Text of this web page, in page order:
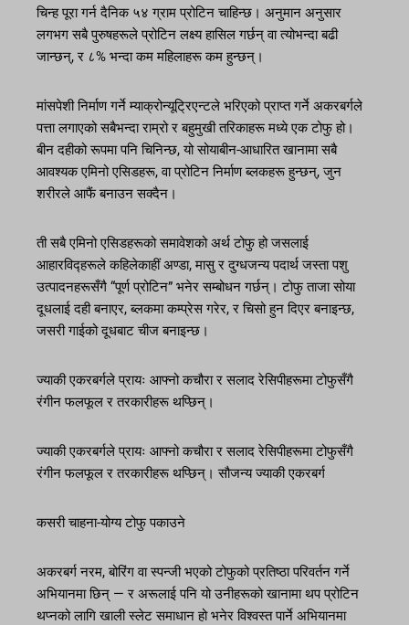
चिन्ह पूरा गर्न दैनिक ५४ ग्राम प्रोटिन चाहिन्छ। अनुमान अनुसार
लगभग सबै पुरुषहरूले प्रोटिन लक्ष्य हासिल गर्छन् वा त्योभन्दा बढी
जान्छन्, र ८% भन्दा कम महिलाहरू कम हुन्छन्।
मांसपेशी निर्माण गर्ने म्याक्रोन्यूट्रिएन्टले भरिएको प्राप्त गर्ने अकरबर्गले
पत्ता लगाएको सबैभन्दा राम्रो र बहुमुखी तरिकाहरू मध्ये एक टोफु हो।
बीन दहीको रूपमा पनि चिनिन्छ, यो सोयाबीन-आधारित खानामा सबै
आवश्यक एमिनो एसिडहरू, वा प्रोटिन निर्माण ब्लकहरू हुन्छन्, जुन
शरीरले आफैं बनाउन सक्दैन।
ती सबै एमिनो एसिडहरूको समावेशको अर्थ टोफु हो जसलाई
आहारविद्हरूले कहिलेकाहीं अण्डा, मासु र दुग्धजन्य पदार्थ जस्ता पशु
उत्पादनहरूसँगै “पूर्ण प्रोटिन” भनेर सम्बोधन गर्छन्। टोफु ताजा सोया
दूधलाई दही बनाएर, ब्लकमा कम्प्रेस गरेर, र चिसो हुन दिएर बनाइन्छ,
जसरी गाईको दूधबाट चीज बनाइन्छ।
ज्याकी एकरबर्गले प्रायः आफ्नो कचौरा र सलाद रेसिपीहरूमा टोफुसँगै
रंगीन फलफूल र तरकारीहरू थप्छिन्।
ज्याकी एकरबर्गले प्रायः आफ्नो कचौरा र सलाद रेसिपीहरूमा टोफुसँगै
रंगीन फलफूल र तरकारीहरू थप्छिन्। सौजन्य ज्याकी एकरबर्ग
कसरी चाहना-योग्य टोफु पकाउने
अकरबर्ग नरम, बोरिंग वा स्पन्जी भएको टोफुको प्रतिष्ठा परिवर्तन गर्ने
अभियानमा छिन् — र अरूलाई पनि यो उनीहरूको खानामा थप प्रोटिन
थप्नको लागि खाली स्लेट समाधान हो भनेर विश्वस्त पार्ने अभियानमा